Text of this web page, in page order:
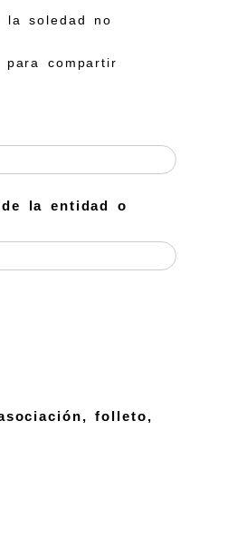
la soledad no
compartir
la entidad o
folleto,